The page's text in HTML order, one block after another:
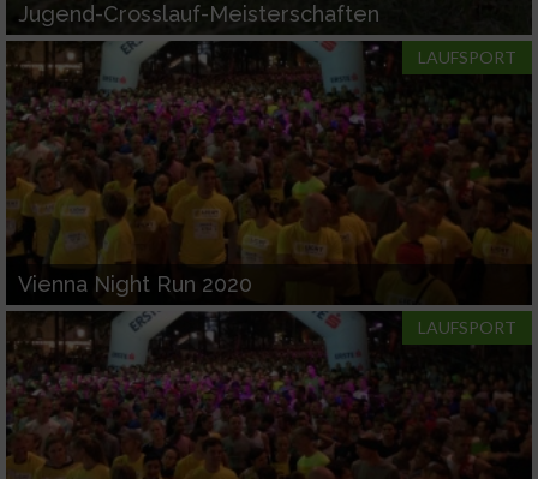
Jugend-Crosslauf-Meisterschaften
LAUFSPORT
Vienna Night Run 2020
LAUFSPORT